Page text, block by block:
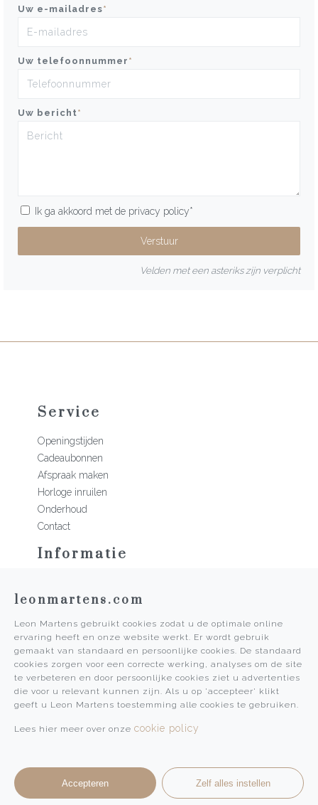
Uw e-mailadres*
Uw telefoonnummer *
Uw bericht*
Ik ga akkoord met de privacy policy*
Velden met een asteriks zijn verplicht
Service
Openingstijden
Cadeaubonnen
Afspraak maken
Horloge inruilen
Onderhoud
Contact
Informatie
Historie
Algemene voorwaarden
Privacy Policy
Pers
Leon Martens
Leon Martens Juwelier
leonmartens.com
Leon Martens gebruikt cookies zodat u de optimale online
ervaring heeft en onze website werkt. Er wordt gebruik
gemaakt van standaard en persoonlijke cookies. De standaard
cookies zorgen voor een correcte werking, analyses om de site
te verbeteren en door persoonlijke cookies ziet u advertenties
die voor u relevant kunnen zijn. Als u op 'accepteer' klikt
geeft u Leon Martens toestemming alle cookies te gebruiken.
Lees hier meer over onze cookie policy
Accepteren Zelf alles instellen